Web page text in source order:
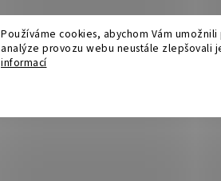
Používáme cookies, abychom Vám
analýze provozu webu neustále zlepšovali
informací